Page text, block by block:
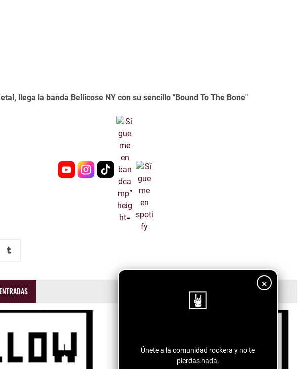
×
Únete a la comunidad rockera y no te
pierdas nada.
llega la banda Bellicose NY con su sencillo "Bound To The Bone"